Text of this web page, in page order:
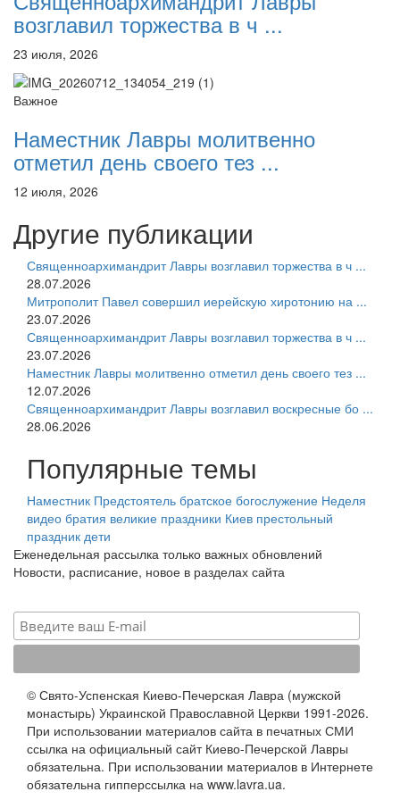
возглавил торжества в ч ...
23 июля, 2026
Важное
Наместник Лавры молитвенно
отметил день своего тез ...
12 июля, 2026
Другие публикации
Священноархимандрит Лавры возглавил торжества в ч ...
28.07.2026
Митрополит Павел совершил иерейскую хиротонию на ...
23.07.2026
Священноархимандрит Лавры возглавил торжества в ч ...
23.07.2026
Наместник Лавры молитвенно отметил день своего тез ...
12.07.2026
Священноархимандрит Лавры возглавил воскресные бо ...
28.06.2026
Популярные темы
Наместник Предстоятель братское богослужение Неделя
видео братия великие праздники Киев престольный
праздник дети
Еженедельная рассылка только важных обновлений
Новости, расписание, новое в разделах сайта
© Свято-Успенская Киево-Печерская Лавра (мужской
монастырь) Украинской Православной Церкви 1991-2026.
При использовании материалов сайта в печатных СМИ
ссылка на официальный сайт Киево-Печерской Лавры
обязательна. При использовании материалов в Интернете
обязательна гипперссылка на www.lavra.ua.